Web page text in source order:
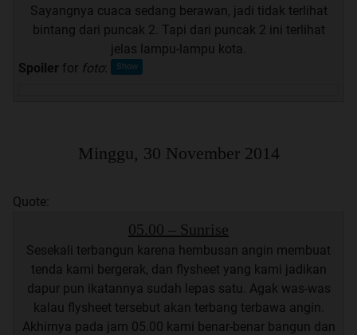
Sayangnya cuaca sedang berawan, jadi tidak terlihat
bintang dari puncak 2. Tapi dari puncak 2 ini terlihat
jelas lampu-lampu kota.
Spoiler for foto
Minggu, 30 November 2014
Quote:
05.00 – Sunrise
Sesekali terbangun karena hembusan angin membuat
tenda kami bergerak, dan flysheet yang kami jadikan
dapur pun ikatannya sudah lepas satu. Agak was-was
kalau flysheet tersebut akan terbang terbawa angin.
Akhirnya pada jam 05.00 kami benar-benar bangun dan